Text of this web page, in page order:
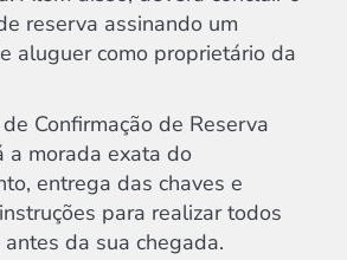
reserva assinando um
aluguer como proprietário da
Confirmação de Reserva
a morada exata do
entrega das chaves e
para realizar todos
da sua chegada.